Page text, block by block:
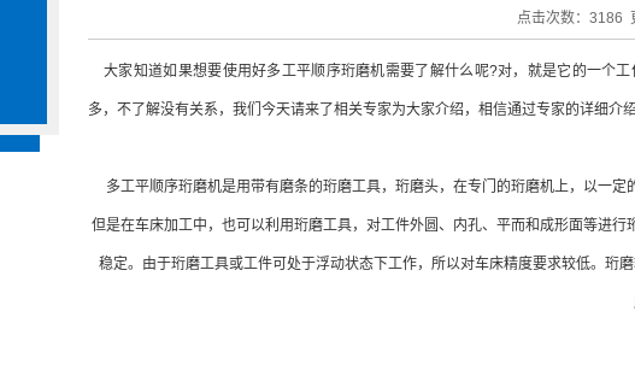
点击次数：3186
大家知道如果想要使用好多工平顺序珩磨机需要了解什么呢?对，就是它的一个
多，不了解没有关系，我们今天请来了相关专家为大家介绍，相信通过专家的详细介
多工平顺序珩磨机是用带有磨条的珩磨工具，珩磨头，在专门的珩磨机上，以一定
但是在车床加工中，也可以利用珩磨工具，对工件外圆、内孔、平而和成形面等进
稳定。由于珩磨工具或工件可处于浮动状态下工作，所以对车床精度要求较低。珩